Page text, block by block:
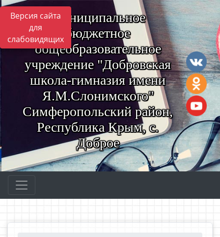
Версия сайта
для
слабовидящих
Муниципальное
бюджетное
общеобразовательное
учреждение "Добровская
школа-гимназия имени
Я.М.Слонимского"
Симферопольский район,
Республика Крым, с.
Доброе